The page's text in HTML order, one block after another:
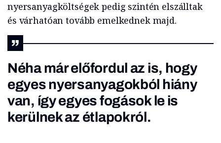
nyersanyagköltségek pedig szintén elszálltak
és várhatóan tovább emelkednek majd.
Néha már előfordul az is, hogy
egyes nyersanyagokból hiány
van, így egyes fogások le is
kerülnek az étlapokról.